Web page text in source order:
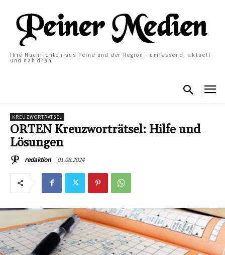
Ihre Nachrichten aus Peine und der Region - umfassend, aktuell
und nah dran
KREUZWORTRÄTSEL
ORTEN Kreuzworträtsel: Hilfe und
Lösungen
redaktion 01.08.2024